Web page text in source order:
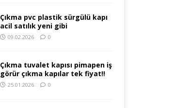
Çıkma pvc plastik sürgülü kapı
acil satılık yeni gibi
09.02.2026 0
Çıkma tuvalet kapısı pimapen iş
görür çıkma kapılar tek fiyat!!
25.01.2026 0